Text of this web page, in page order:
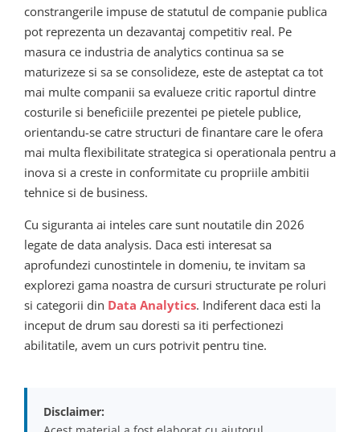
constrangerile impuse de statutul de companie publica
pot reprezenta un dezavantaj competitiv real. Pe
masura ce industria de analytics continua sa se
maturizeze si sa se consolideze, este de asteptat ca tot
mai multe companii sa evalueze critic raportul dintre
costurile si beneficiile prezentei pe pietele publice,
orientandu-se catre structuri de finantare care le ofera
mai multa flexibilitate strategica si operationala pentru a
inova si a creste in conformitate cu propriile ambitii
tehnice si de business.
Cu siguranta ai inteles care sunt noutatile din 2026
legate de data analysis. Daca esti interesat sa
aprofundezi cunostintele in domeniu, te invitam sa
explorezi gama noastra de cursuri structurate pe roluri
si categorii din Data Analytics. Indiferent daca esti la
inceput de drum sau doresti sa iti perfectionezi
abilitatile, avem un curs potrivit pentru tine.
Disclaimer: